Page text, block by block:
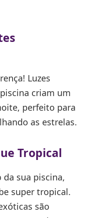
Luzes
criam um
perfeito para
as estrelas.
Tropical
sua piscina,
super tropical.
são